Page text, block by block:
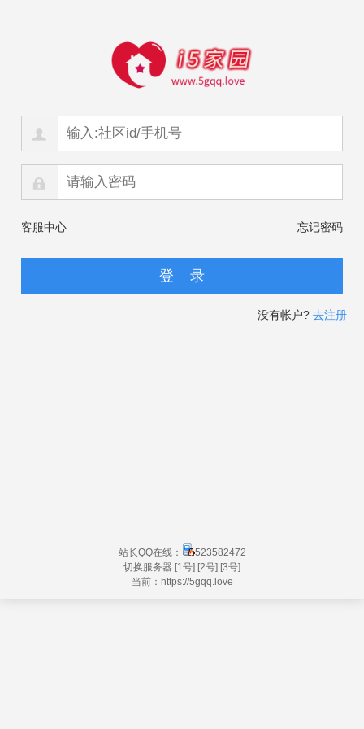
客服中心 忘记密码
没有帐户? 去注册
站长QQ在线：
523582472
切换服务器:[1号] [2号] [3号]
当前：https://5gqq.love